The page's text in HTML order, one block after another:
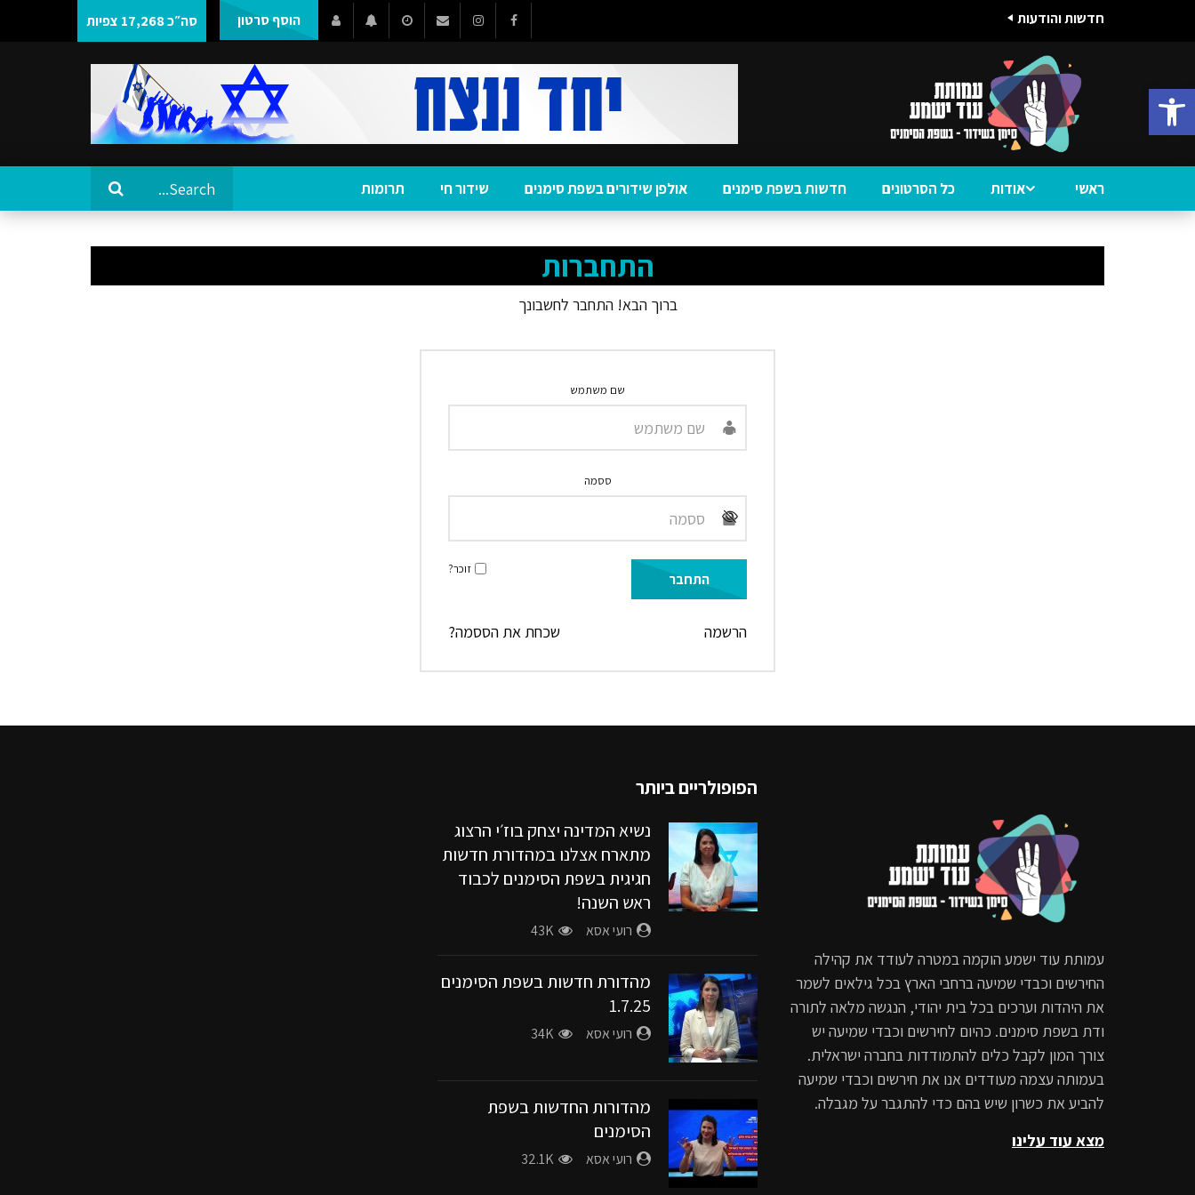
פתח סרגל נגישות
סה״כ 17,268 צפיות חדשות והודעות הוסף סרטון
ראשי אודות כל הסרטונים חדשות בשפת סימנים אולפן שידורים בשפת סימנים שידור חי תרומות
התחברות
ברוך הבא! התחבר לחשבונך
שם משתמש
ססמה
זוכר?
שכחת את הססמה? הרשמה
עמותת עוד ישמע הוקמה במטרה לעודד את קהילה
החירשים וכבדי שמיעה ברחבי הארץ בכל גילאים לשמר
את היהדות וערכים בכל בית יהודי, הנגשה מלאה לתורה
ודת בשפת סימנים. כהיום לחירשים וכבדי שמיעה יש
צורך המון לקבל כלים להתמודדות בחברה ישראלית.
בעמותה עצמה מעודדים אנו את חירשים וכבדי שמיעה
להביע את כשרון שיש בהם כדי להתגבר על מגבלה.
מצא עוד עלינו
הפופולריים ביותר
נשיא המדינה יצחק בוז׳י הרצוג
מתארח אצלנו במהדורת חדשות
חגיגית בשפת הסימנים לכבוד
ראש השנה!
רועי אסא 43K
מהדורת חדשות בשפת הסימנים
1.7.25
רועי אסא 34K
מהדורות החדשות בשפת
הסימנים
רועי אסא 32.1K